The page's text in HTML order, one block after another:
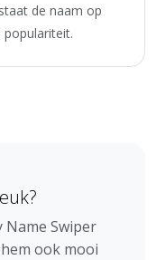
de naam op
populariteit.
Name Swiper
ook mooi